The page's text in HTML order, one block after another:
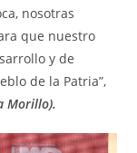
nosotras
que nuestro
y de
de la Patria”,
Morillo).